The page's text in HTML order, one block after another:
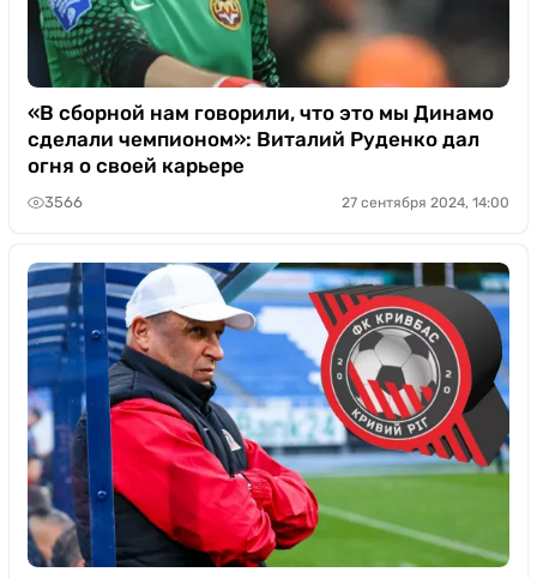
«В сборной нам говорили, что это мы Динамо
сделали чемпионом»: Виталий Руденко дал
огня о своей карьере
3566 27 сентября 2024, 14:00